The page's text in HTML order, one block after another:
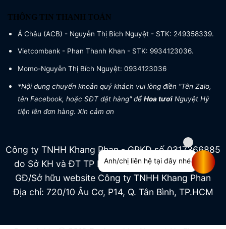
THÔNG TIN THANH TOÁN
Á Châu (ACB) - Nguyễn Thị Bích Nguyệt - STK: 249358339.
Vietcombank - Phan Thanh Khan - STK: 9934123036.
Momo-Nguyễn Thị Bích Nguyệt: 0934123036
*Nội dung chuyển khoản quý khách vui lòng điền "Tên Zalo,
tên Facebook, hoặc SĐT đặt hàng" đểHoa tươi Nguyệt Hỷ
tiện lên đơn hàng. Xin cảm ơn
Công ty TNHH Khang Phan - GPKD số 0317366885
do Sở KH và ĐT TP HCM cấp ngày 04/07/2022
GĐ/Sở hữu website Công ty TNHH Khang Phan
Địa chỉ: 720/10 Âu Cơ, P14, Q. Tân Bình, TP.HCM
Anh/chị liên hệ tại đây nhé